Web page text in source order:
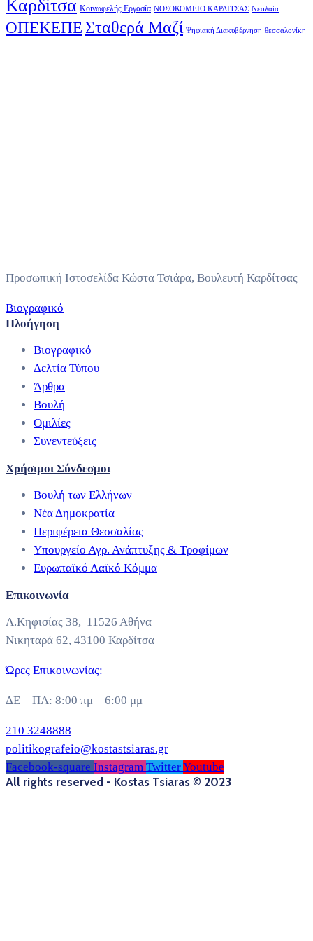
Καρδίτσα Κοινωφελής Εργασία ΝΟΣΟΚΟΜΕΙΟ ΚΑΡΔΙΤΣΑΣ Νεολαία
ΟΠΕΚΕΠΕ Σταθερά Μαζί Ψηφιακή Διακυβέρνηση θεσσαλονίκη
Προσωπική Ιστοσελίδα Κώστα Τσιάρα, Βουλευτή Καρδίτσας
Βιογραφικό
Πλοήγηση
Βιογραφικό
Δελτία Τύπου
Άρθρα
Βουλή
Ομιλίες
Συνεντεύξεις
Χρήσιμοι Σύνδεσμοι
Βουλή των Ελλήνων
Νέα Δημοκρατία
Περιφέρεια Θεσσαλίας
Υπουργείο Αγρ. Ανάπτυξης & Τροφίμων
Ευρωπαϊκό Λαϊκό Κόμμα
Επικοινωνία
Λ.Κηφισίας 38, 11526 Αθήνα
Νικηταρά 62, 43100 Καρδίτσα
Ώρες Επικοινωνίας:
ΔΕ – ΠΑ: 8:00 πμ – 6:00 μμ
210 3248888
politikografeio@kostastsiaras.gr
Facebook-square Instagram TwitterYoutube
All rights reserved - Kostas Tsiaras © 2023